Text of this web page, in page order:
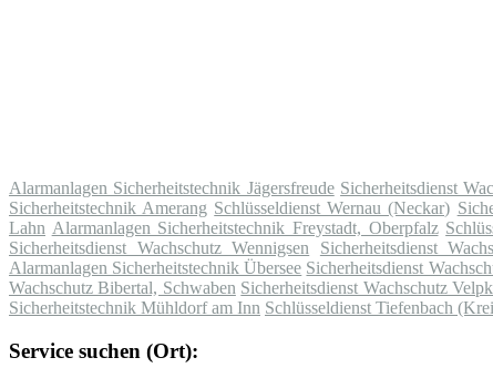
Alarmanlagen Sicherheitstechnik Jägersfreude Sicherheitsdienst
Sicherheitstechnik Amerang Schlüsseldienst Wernau (Neckar)
Lahn Alarmanlagen Sicherheitstechnik Freystadt, Oberpfalz
Sicherheitsdienst Wachschutz Wennigsen
Sicherheitsdienst
Alarmanlagen Sicherheitstechnik Übersee Sicherheitsdienst
Wachschutz Bibertal, Schwaben Sicherheitsdienst Wachschutz
Sicherheitstechnik Mühldorf am Inn Schlüsseldienst Tiefenbach
Service suchen (Ort):